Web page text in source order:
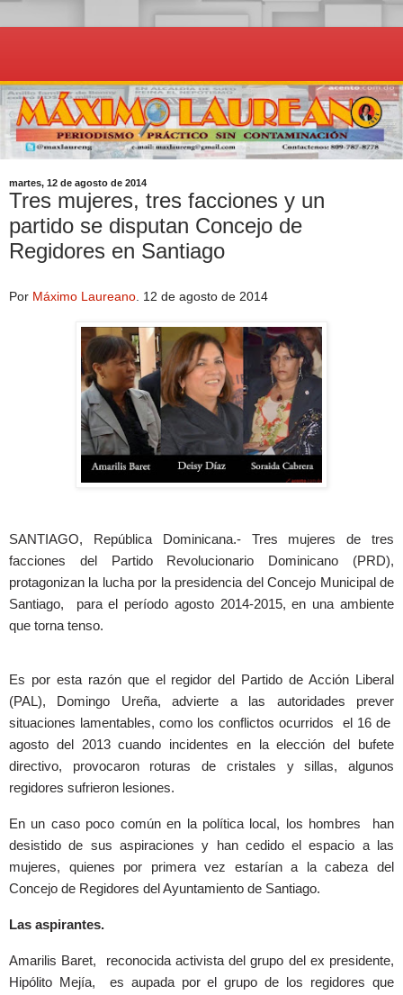
martes, 12 de agosto de 2014
Tres mujeres, tres facciones y un
partido se disputan Concejo de
Regidores en Santiago
Por Máximo Laureano 12 de agosto de 2014
SANTIAGO, República Dominicana.- Tres mujeres de tres
facciones del Partido Revolucionario Dominicano (PRD),
protagonizan la lucha por la presidencia del Concejo Municipal de
Santiago, para el período agosto 2014-2015, en una ambiente
que torna tenso.
Es por esta razón que el regidor del Partido de Acción Liberal
(PAL), Domingo Ureña, advierte a las autoridades prever
situaciones lamentables, como los conflictos ocurridos el 16 de
agosto del 2013 cuando incidentes en la elección del bufete
directivo, provocaron roturas de cristales y sillas, algunos
regidores sufrieron lesiones.
En un caso poco común en la política local, los hombres han
desistido de sus aspiraciones y han cedido el espacio a las
mujeres, quienes por primera vez estarían a la cabeza del
Concejo de Regidores del Ayuntamiento de Santiago.
Las aspirantes.
Amarilis Baret, reconocida activista del grupo del ex presidente,
Hipólito Mejía, es aupada por el grupo de los regidores que